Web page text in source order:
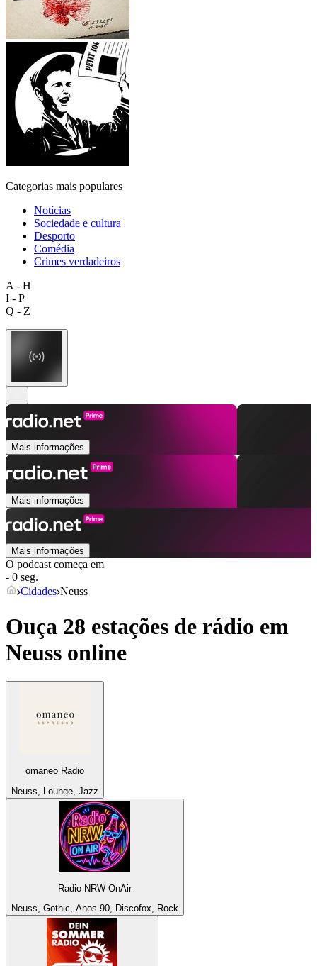
Categorias mais populares
Notícias
Sociedade e cultura
Desporto
Comédia
Crimes verdadeiros
A - H
I - P
Q - Z
Mais informações
Mais informações
Mais informações
O podcast começa em
- 0 seg.
Cidades Neuss
Ouça 28 estações de rádio em
Neuss online
omaneo Radio
Neuss, Lounge, Jazz
Radio-NRW-OnAir
Neuss, Gothic, Anos 90, Discofox, Rock